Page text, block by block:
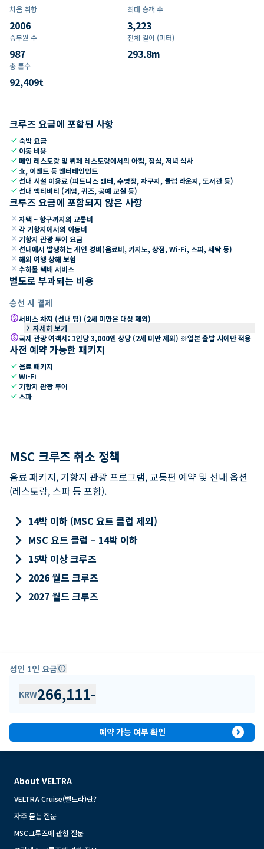
처음 취항
2006
최대 승객 수
3,223
승무원 수
987
전체 길이 (미터)
293.8m
총 톤수
92,409t
크루즈 요금에 포함된 사항
check숙박 요금
check 이동 비용
check 메인 레스토랑 및 뷔페 레스토랑에서의 아침, 점심, 저녁 식사
check쇼, 이벤트 등 엔터테인먼트
check선내 시설 이용료 (피트니스 센터, 수영장, 자쿠지, 클럽 라운지, 도서관 등)
check선내 액티비티 (게임, 퀴즈, 공예 교실 등)
크루즈 요금에 포함되지 않은 사항
close 자택 ~ 항구까지의 교통비
close 각 기항지에서의 이동비
close 기항지 관광 투어 요금
close 선내에서 발생하는 개인 경비(음료비, 카지노, 상점, Wi-Fi, 스파, 세탁 등)
close 해외 여행 상해 보험
close 수하물 택배 서비스
별도로 부과되는 비용
승선 시 결제
paid서비스 차지 (선내 팁) (2세 미만은 대상 제외)
keyboard_arrow_right 자세히 보기
paid국제 관광 여객세: 1인당 3,000엔 상당 (2세 미만 제외) ※일본 출발 시에만 적용
사전 예약 가능한 패키지
check 음료 패키지
checkWi-Fi
check 기항지 관광 투어
check 스파
MSC 크루즈 취소 정책
음료 패키지, 기항지 관광 프로그램, 교통편 예약 및 선내 옵션
(레스토랑, 스파 등 포함).
keyboard_arrow_right 14박 이하 (MSC 요트 클럽 제외)
keyboard_arrow_right MSC 요트 클럽 – 14박 이하
keyboard_arrow_right 15박 이상 크루즈
keyboard_arrow_right 2026 월드 크루즈
keyboard_arrow_right 2027 월드 크루즈
성인 1인 요금info
KRW266,111-
예약 가능 여부 확인 expand_circle_right
About VELTRA
VELTRA Cruise(벨트라)란?
자주 묻는 질문
MSC크루즈에 관한 질문